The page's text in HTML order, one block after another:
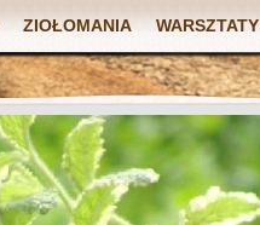
ZIOŁOMANIA WARSZTATY